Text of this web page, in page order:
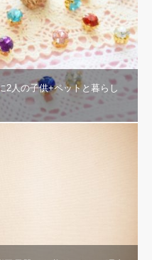
人の子供+ペットと暮らし